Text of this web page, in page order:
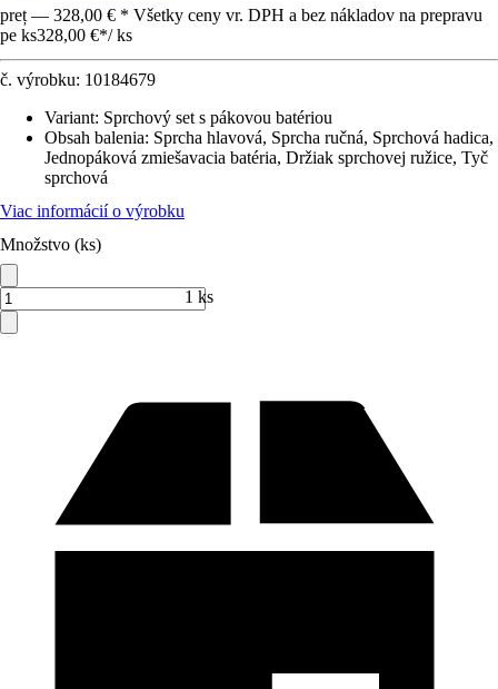
preț — 328,00 € * Všetky ceny vr. DPH a bez nákladov na prepravu
pe ks328,00 €*/ ks
č. výrobku: 10184679
Variant: Sprchový set s pákovou batériou
Obsah balenia: Sprcha hlavová, Sprcha ručná, Sprchová hadica,
Jednopáková zmiešavacia batéria, Držiak sprchovej ružice, Tyč
sprchová
Viac informácií o výrobku
Množstvo (ks)
1 ks